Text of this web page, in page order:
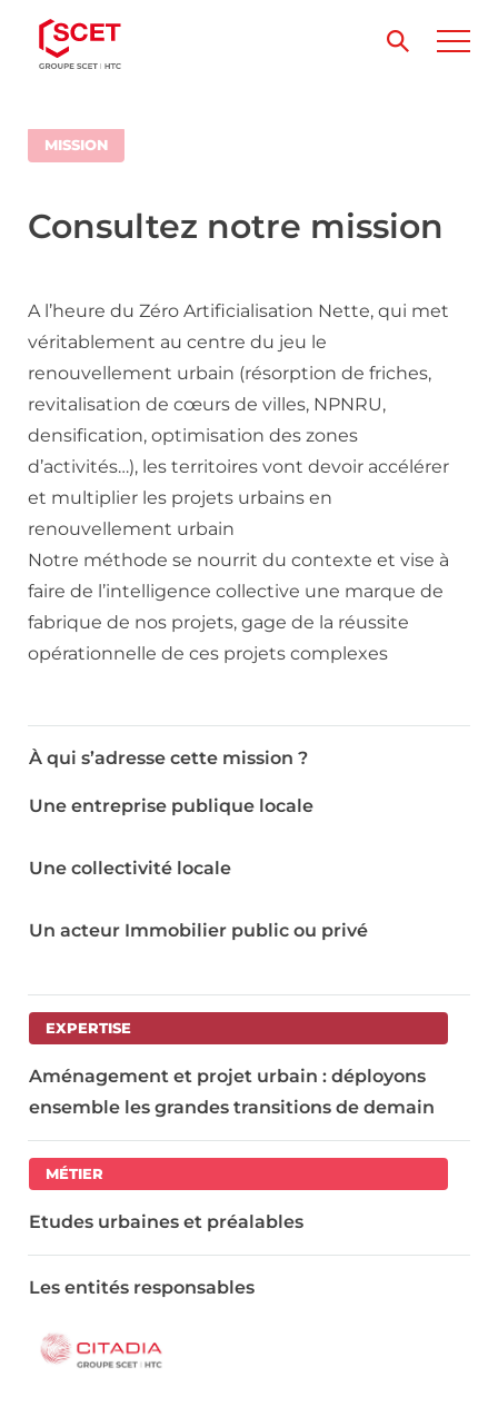
MISSION
Consultez notre mission
A l’heure du Zéro Artificialisation Nette, qui met
véritablement au centre du jeu le
renouvellement urbain (résorption de friches,
revitalisation de cœurs de villes, NPNRU,
densification, optimisation des zones
d’activités…), les territoires vont devoir accélérer
et multiplier les projets urbains en
renouvellement urbain
Notre méthode se nourrit du contexte et vise à
faire de l’intelligence collective une marque de
fabrique de nos projets, gage de la réussite
opérationnelle de ces projets complexes
À qui s’adresse cette mission ?
Une entreprise publique locale
Une collectivité locale
Un acteur Immobilier public ou privé
EXPERTISE
Aménagement et projet urbain : déployons
ensemble les grandes transitions de demain
MÉTIER
Etudes urbaines et préalables
Les entités responsables